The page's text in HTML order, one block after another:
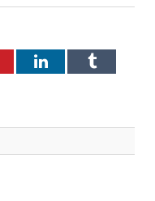
LinkedInTumblr